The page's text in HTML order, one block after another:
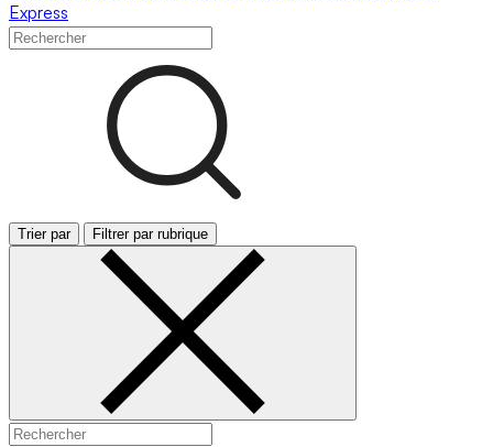
Express
Trier par Filtrer par rubrique